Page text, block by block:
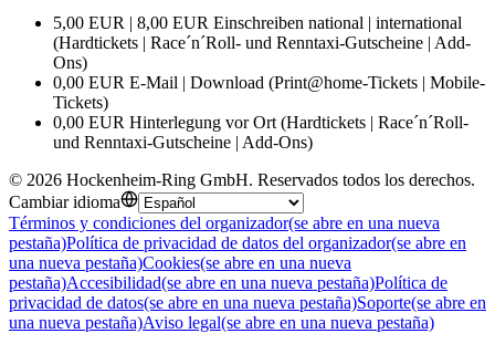
5,00 EUR | 8,00 EUR Einschreiben national | international
(Hardtickets | Race´n´Roll- und Renntaxi-Gutscheine | Add-
Ons)
0,00 EUR E-Mail | Download (Print@home-Tickets | Mobile-
Tickets)
0,00 EUR Hinterlegung vor Ort (Hardtickets | Race´n´Roll-
und Renntaxi-Gutscheine | Add-Ons)
© 2026 Hockenheim-Ring GmbH. Reservados todos los derechos.
Cambiar idioma
Términos y condiciones del organizador(se abre en una nueva
pestaña)Política de privacidad de datos del organizador(se abre en
una nueva pestaña)Cookies(se abre en una nueva
pestaña)Accesibilidad(se abre en una nueva pestaña)Política de
privacidad de datos(se abre en una nueva pestaña)Soporte(se abre en
una nueva pestaña)Aviso legal(se abre en una nueva pestaña)